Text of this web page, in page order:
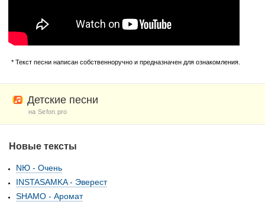
* Текст песни написан собственноручно и предназначен для ознакомления.
Детские песни
на Sefon.pro
Новые тексты
NЮ - Очень
INSTASAMKA - Эверест
SHAMO - Аромат